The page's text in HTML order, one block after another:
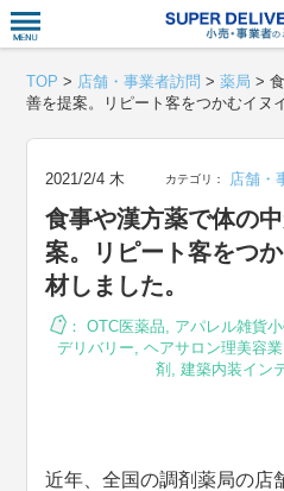
TOP > 店舗・事業者訪問 >薬局 >
善を提案。リピート客をつかむイヌ
2021/2/4 木 カテゴリ： 店舗・
食事や漢方薬で体の
案。リピート客をつ
材しました。
： OTC医薬品, アパレル雑貨
デリバリー, ヘアサロン理美容業
剤 , 建築内装イン
近年、全国の調剤薬局の店